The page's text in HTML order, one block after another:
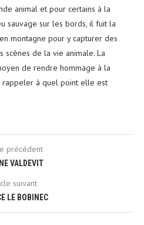
animal et pour certains à la
sauvage sur les bords, il fuit la
montagne pour y capturer des
scènes de la vie animale. La
de rendre hommage à la
rappeler à quel point elle est
précédent
VALDEVIT
suivant
LE BOBINEC